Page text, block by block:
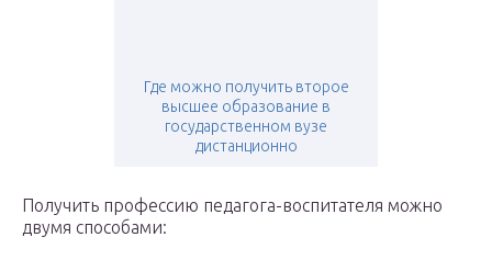
Где можно получить второе
высшее образование в
государственном вузе
дистанционно
Получить профессию педагога-воспитателя можно
двумя способами: